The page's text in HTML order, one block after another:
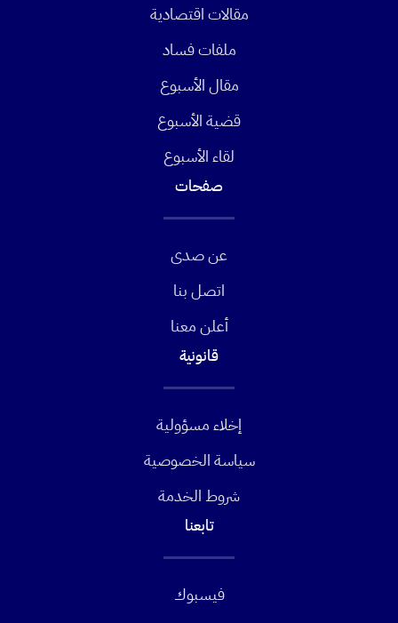
مقالات اقتصادية
ملفات فساد
مقال الأسبوع
قضية الأسبوع
لقاء الأسبوع
صفحات
عن صدى
اتصل بنا
أعلن معنا
قانونية
إخلاء مسؤولية
سياسة الخصوصية
شروط الخدمة
تابعنا
فيسبوك